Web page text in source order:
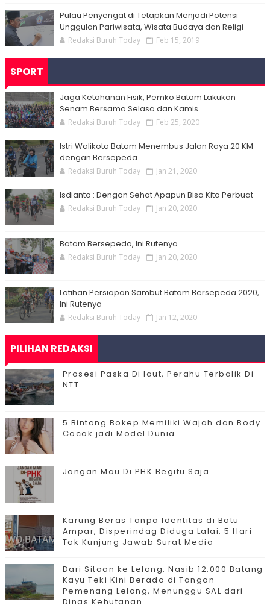
Pulau Penyengat di Tetapkan Menjadi Potensi
Unggulan Pariwisata, Wisata Budaya dan Religi
Redaksi Buruh Today Feb 15, 2019
SPORT
Jaga Ketahanan Fisik, Pemko Batam Lakukan
Senam Bersama Selasa dan Kamis
Redaksi Buruh Today Feb 25, 2020
Istri Walikota Batam Menembus Jalan Raya 20 KM
dengan Bersepeda
Redaksi Buruh Today Jan 21, 2020
Isdianto : Dengan Sehat Apapun Bisa Kita Perbuat
Redaksi Buruh Today Jan 20, 2020
Batam Bersepeda, Ini Rutenya
Redaksi Buruh Today Jan 20, 2020
Latihan Persiapan Sambut Batam Bersepeda 2020,
Ini Rutenya
Redaksi Buruh Today Jan 12, 2020
PILIHAN REDAKSI
Prosesi Paska Di laut, Perahu Terbalik Di
NTT
5 Bintang Bokep Memiliki Wajah dan Body
Cocok jadi Model Dunia
Jangan Mau Di PHK Begitu Saja
Karung Beras Tanpa Identitas di Batu
Ampar, Disperindag Diduga Lalai: 5 Hari
Tak Kunjung Jawab Surat Media
Dari Sitaan ke Lelang: Nasib 12.000 Batang
Kayu Teki Kini Berada di Tangan
Pemenang Lelang, Menunggu SAL dari
Dinas Kehutanan